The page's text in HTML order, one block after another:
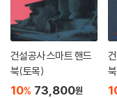
건설공사 스마트 핸드
북(토목)
10% 73,800원